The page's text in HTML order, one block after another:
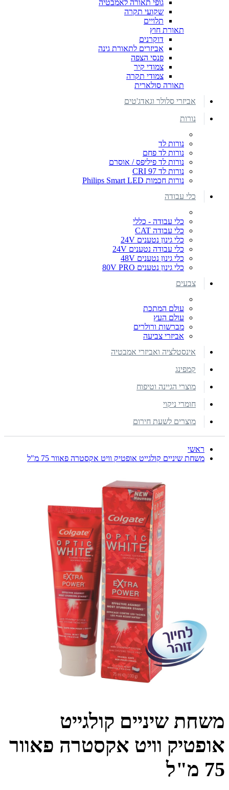
גופי תאורה לאמבטיה
שקועי תקרה
תלויים
תאורת חוץ
דוקרנים
אביזרים לתאורת גינה
פנסי הצפה
צמודי קיר
צמודי תקרה
תאורה סולארית
אביזרי סלולר וגאדג'טים
נורות
נורות לד
נורות לד פחם
נורות לד פיליפס / אוסרם
נורות לד CRI 97
נורות חכמות Philips Smart LED
כלי עבודה
כלי עבודה - כללי
כלי עבודה CAT
כלי גינון נטענים 24V
כלי עבודה נטענים 24V
כלי גינון נטענים 48V
כלי גינון נטענים 80V PRO
צבעים
עולם המתכת
עולם העץ
מברשות ורולרים
אביזרי צביעה
אינסטלציה ואביזרי אמבטיה
קמפינג
מוצרי הגיינה וטיפוח
חומרי ניקוי
מוצרים לשעת חירום
ראשי
משחת שיניים קולגייט אופטיק וויט אקסטרה פאוור 75 מ"ל
משחת שיניים קולגייט
אופטיק וויט אקסטרה פאוור
75 מ"ל